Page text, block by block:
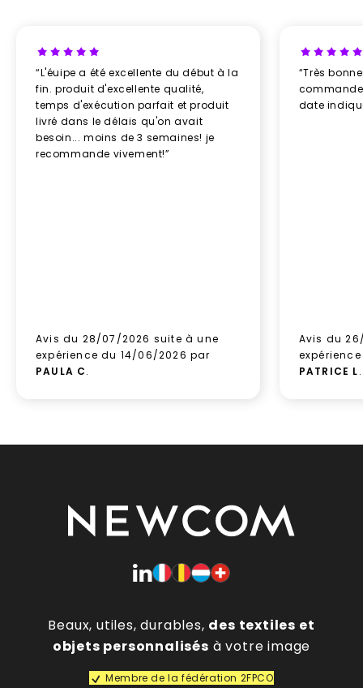
“L'éuipe a été excellente du début à la
fin. produit d'excellente qualité,
temps d'exécution parfait et produit
livré dans le délais qu'on avait
besoin... moins de 3 semaines! je
recommande vivement!”
Avis du 28/07/2026 suite à une
expérience du 14/06/2026 par
PAULA C.
“Très
date
Avis du
PATRICE L.
Beaux, utiles, durables, des textiles et
objets personnalisés à votre image
Membre de la fédération 2FPCO